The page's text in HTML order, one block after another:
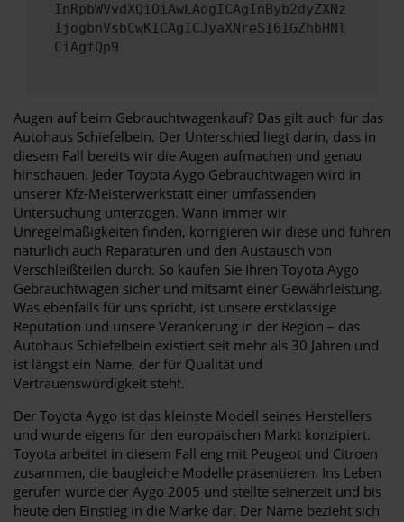
InRpbWVvdXQiOiAwLAogICAgInByb2dyZXNz
IjogbnVsbCwKICAgICJyaXNreSI6IGZhbHNl
CiAgfQp9
Augen auf beim Gebrauchtwagenkauf? Das gilt auch für das
Autohaus Schiefelbein. Der Unterschied liegt darin, dass in
diesem Fall bereits wir die Augen aufmachen und genau
hinschauen. Jeder Toyota Aygo Gebrauchtwagen wird in
unserer Kfz-Meisterwerkstatt einer umfassenden
Untersuchung unterzogen. Wann immer wir
Unregelmäßigkeiten finden, korrigieren wir diese und führen
natürlich auch Reparaturen und den Austausch von
Verschleißteilen durch. So kaufen Sie Ihren Toyota Aygo
Gebrauchtwagen sicher und mitsamt einer Gewährleistung.
Was ebenfalls für uns spricht, ist unsere erstklassige
Reputation und unsere Verankerung in der Region – das
Autohaus Schiefelbein existiert seit mehr als 30 Jahren und
ist längst ein Name, der für Qualität und
Vertrauenswürdigkeit steht.
Der Toyota Aygo ist das kleinste Modell seines Herstellers
und wurde eigens für den europäischen Markt konzipiert.
Toyota arbeitet in diesem Fall eng mit Peugeot und Citroen
zusammen, die baugleiche Modelle präsentieren. Ins Leben
gerufen wurde der Aygo 2005 und stellte seinerzeit und bis
heute den Einstieg in die Marke dar. Der Name bezieht sich